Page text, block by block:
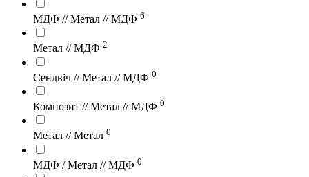
МДФ // Метал // МДФ 6
Метал // МДФ 2
Сендвіч // Метал // МДФ 0
Композит // Метал // МДФ 0
Метал // Метал 0
МДФ / Метал // МДФ 0